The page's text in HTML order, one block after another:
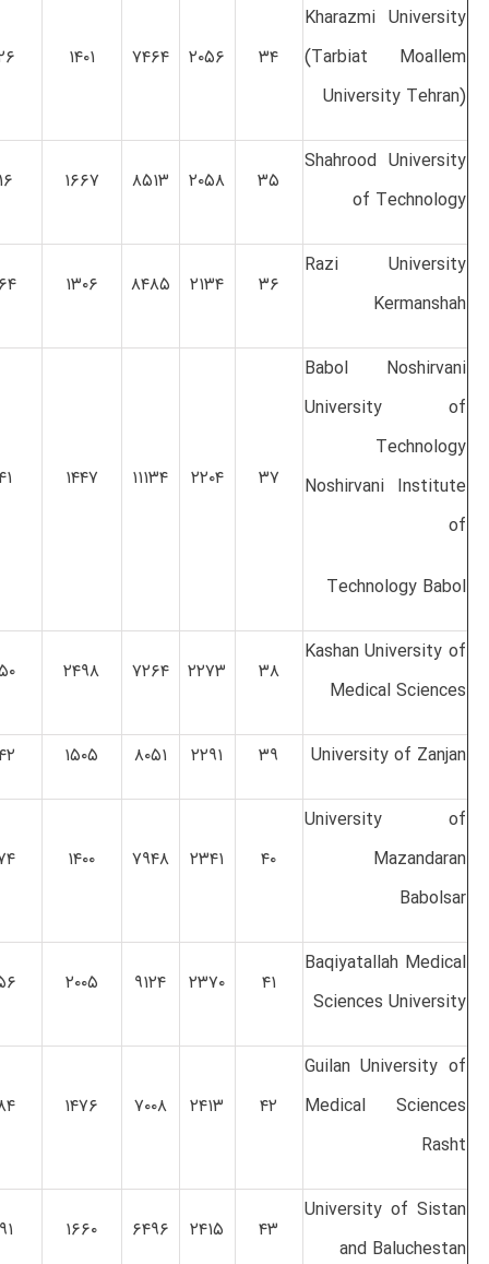
Kharazmi University
‪(Tarbiat Moallem
University Tehran)‬
۳۴ ۲۰۵۶ ۷۴۶۴ ۱۴۰۱
Shahrood University
of Technology
۳۵ ۲۰۵۸ ۸۵۱۳ ۱۶۶۷
Razi University
Kermanshah
۳۶ ۲۱۳۴ ۸۴۸۵ ۱۳۰۶
Babol Noshirvani
University of
Technology
Noshirvani Institute
of
Technology Babol
۳۷ ۲۲۰۴ ۱۱۱۳۴ ۱۴۴۷
Kashan University of
Medical Sciences
۳۸ ۲۲۷۳ ۷۲۶۴ ۲۴۹۸
University of Zanjan ۳۹ ۲۲۹۱ ۸۰۵۱ ۱۵۰۵
University of
Mazandaran
Babolsar
۴۰ ۲۳۴۱ ۷۹۴۸ ۱۴۰۰
Baqiyatallah Medical
Sciences University
۴۱ ۲۳۷۰ ۹۱۲۴ ۲۰۰۵
Guilan University of
Medical Sciences
Rasht
۴۲ ۲۴۱۳ ۷۰۰۸ ۱۴۷۶
University of Sistan
and Baluchestan
۴۳ ۲۴۱۵ ۶۴۹۶ ۱۶۶۰